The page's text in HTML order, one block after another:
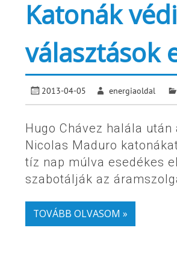
Katonák
választások
2013-04-05 energiaoldal
Hugo Chávez halála
Nicolas Maduro
tíz nap múlva esedékes
szabotálják az
TOVÁBB OLVASOM »